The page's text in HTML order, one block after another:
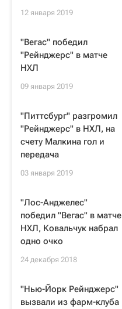
12 января 2019
"Вегас" победил
"Рейнджерс" в матче
НХЛ
09 января 2019
"Питтсбург" разгромил
"Рейнджерс" в НХЛ, на
счету Малкина гол и
передача
03 января 2019
"Лос-Анджелес"
победил "Вегас" в матче
НХЛ, Ковальчук набрал
одно очко
24 декабря 2018
"Нью-Йорк Рейнджерс"
вызвали из фарм-клуба